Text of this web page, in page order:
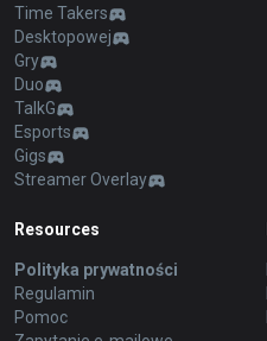
Time Takers
Desktopowej
Gry
Duo
TalkG
Esports
Gigs
Streamer Overlay
Resources
Polityka prywatności
Regulamin
Pomoc